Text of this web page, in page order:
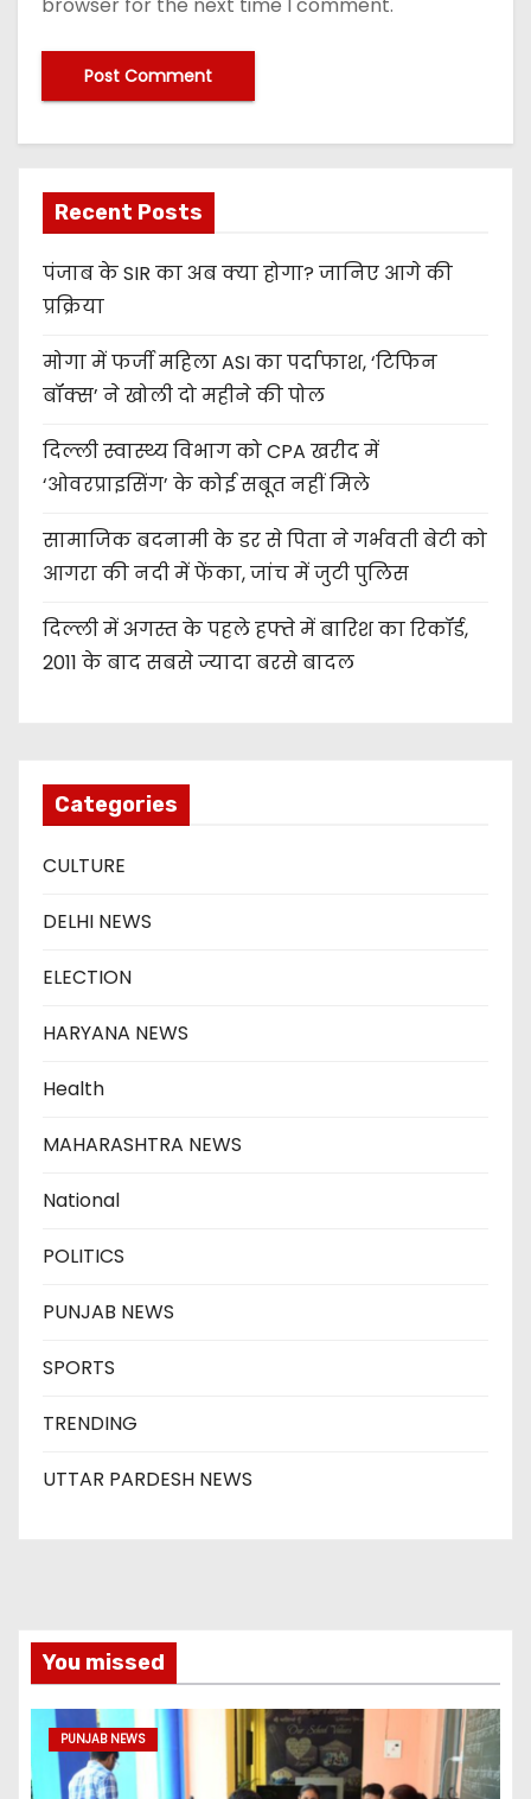
browser for the next time I comment.
Recent Posts
पंजाब के SIR का अब क्या होगा? जानिए आगे की
प्रक्रिया
मोगा में फर्जी महिला ASI का पर्दाफाश, ‘टिफिन
बॉक्स’ ने खोली दो महीने की पोल
दिल्ली स्वास्थ्य विभाग को CPA खरीद में
‘ओवरप्राइसिंग’ के कोई सबूत नहीं मिले
सामाजिक बदनामी के डर से पिता ने गर्भवती बेटी को
आगरा की नदी में फेंका, जांच में जुटी पुलिस
दिल्ली में अगस्त के पहले हफ्ते में बारिश का रिकॉर्ड,
2011 के बाद सबसे ज्यादा बरसे बादल
Categories
CULTURE
DELHI NEWS
ELECTION
HARYANA NEWS
Health
MAHARASHTRA NEWS
National
POLITICS
PUNJAB NEWS
SPORTS
TRENDING
UTTAR PARDESH NEWS
You missed
PUNJAB NEWS